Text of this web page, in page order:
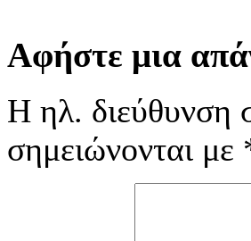
Αφήστε μια
Η ηλ. διεύθυνση
σημειώνονται με